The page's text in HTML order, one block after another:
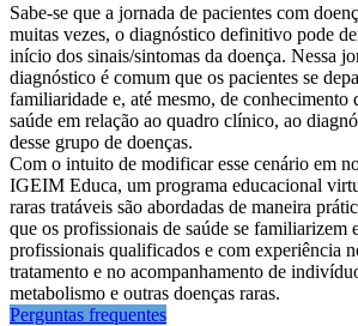
Sabe-se que a jornada de pacientes com
muitas vezes, o diagnóstico definitivo pode
início dos sinais/sintomas da doença. Nessa
diagnóstico é comum que os pacientes se
familiaridade e, até mesmo, de conhecimento
saúde em relação ao quadro clínico, ao
desse grupo de doenças.
Com o intuito de modificar esse cenário em
IGEIM Educa, um programa educacional
raras tratáveis são abordadas de maneira
que os profissionais de saúde se familiarizem
profissionais qualificados e com experiência
tratamento e no acompanhamento de
metabolismo e outras doenças raras.
Perguntas frequentes